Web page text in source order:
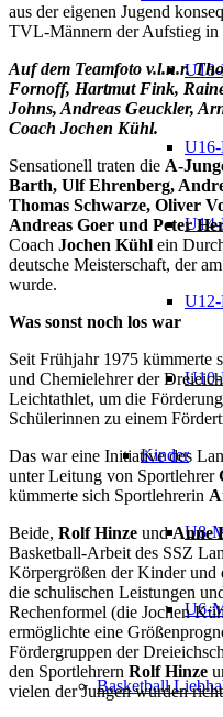
U18-
U16-
U14-
U12-
U10-
Kinder
U8-
U6-
Basketball
aus der eigenen Jugend
TVL-Männern der Aufstieg in
Auf dem Teamfoto v.l.n.r.
Fornoff, Hartmut Fink,
Johns, Andreas Geuckler,
Coach Jochen Kühl.
Sensationell traten die A-
Barth, Ulf Ehrenberg,
Thomas Schwarze, Oliver
Andreas Goer und Peter
Coach Jochen Kühl ein
deutsche Meisterschaft, der
wurde.
Was sonst noch los war
Seit Frühjahr 1975 kümmerte
und Chemielehrer der
Leichtathlet, um die
Schülerinnen zu einem
Das war eine Initiative des
unter Leitung von Sportlehrer
kümmerte sich Sportlehrerin
Beide, Rolf Hinze undAnne
Basketball-Arbeit des SSZ
Körpergrößen der Kinder und
die schulischen Leistungen
Rechenformel (die Jochen
ermöglichte eine
Fördergruppen der
den Sportlehrern Rolf Hinze
vielen der Jungen wurden